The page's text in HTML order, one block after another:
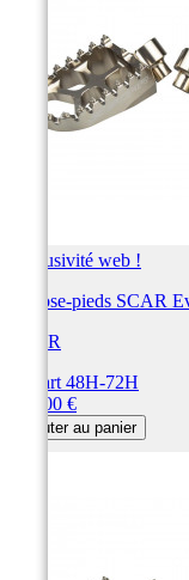
Exclusivité web !
Repose-pieds SCAR
SCAR
Départ 48H-72H
115,00 €
Ajouter au panier